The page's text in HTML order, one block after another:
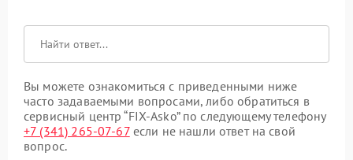
Вы можете ознакомиться с приведенными ниже
часто задаваемыми вопросами, либо обратиться в
сервисный центр “FIX-Asko” по следующему телефону
+7 (341) 265-07-67если не нашли ответ на свой
вопрос.